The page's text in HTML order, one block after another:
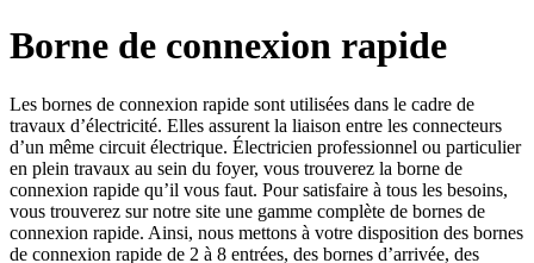
Borne de connexion rapide
Les bornes de connexion rapide sont utilisées dans le cadre de
travaux d’électricité. Elles assurent la liaison entre les connecteurs
d’un même circuit électrique. Électricien professionnel ou particulier
en plein travaux au sein du foyer, vous trouverez la borne de
connexion rapide qu’il vous faut. Pour satisfaire à tous les besoins,
vous trouverez sur notre site une gamme complète de bornes de
connexion rapide. Ainsi, nous mettons à votre disposition des bornes
de connexion rapide de 2 à 8 entrées, des bornes d’arrivée, des